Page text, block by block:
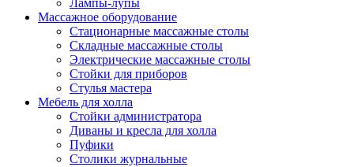
Лампы-лупы
Массажное оборудование
Стационарные массажные столы
Складные массажные столы
Электрические массажные столы
Стойки для приборов
Стулья мастера
Мебель для холла
Стойки администратора
Диваны и кресла для холла
Пуфики
Столики журнальные